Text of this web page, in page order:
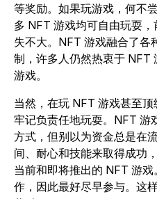
等奖励。如果玩游戏，何不
多 NFT 游戏均可自由玩耍
失不大。NFT 游戏融合了各
制，许多人仍然热衷于 NFT
游戏。
当然，在玩 NFT 游戏甚至
牢记负责任地玩耍。NFT 游
方式，但别以为资金总是在
间、耐心和技能来取得成功
当前和即将推出的 NFT 游
作，因此最好尽早参与。这